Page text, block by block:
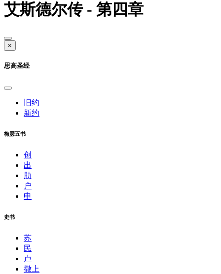
艾斯德尔传 - 第四章
×
思高圣经
旧约
新约
梅瑟五书
创
出
肋
户
申
史书
苏
民
卢
撒上